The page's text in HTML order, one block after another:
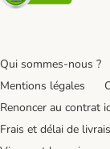
Qui sommes-nous ?
Mentions légales
Renoncer au contrat
Frais et délai de